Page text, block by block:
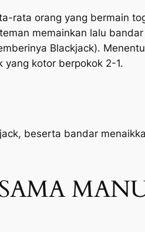
rata orang yang bermain
memainkan lalu
Blackjack).
yang kotor berpokok 2-1.
beserta bandar